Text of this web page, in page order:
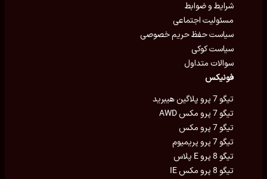
شرایط و ضوابط
مسئولیت اجتماعی
سیاست حفظ حریم خصوصی
سیاست کوکی
سوالات متداول
فونیکس
تیگو 7 پرو پلاگین هیبرید
تیگو 7 پرو مکس AWD
تیگو 7 پرو مکس
تیگو 7 پرو پریمیوم
تیگو 8 پرو E پلاس
تیگو 8 پرو مکس IE